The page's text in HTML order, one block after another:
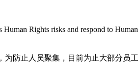
Rights risks and respond to
防止人员聚集，目前为止大部分员